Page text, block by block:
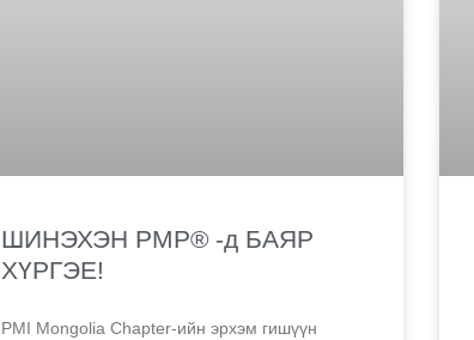
ШИНЭХЭН PMP® -д БАЯР
ХҮРГЭЕ!
PMI Mongolia Chapter-ийн эрхэм гишүүн